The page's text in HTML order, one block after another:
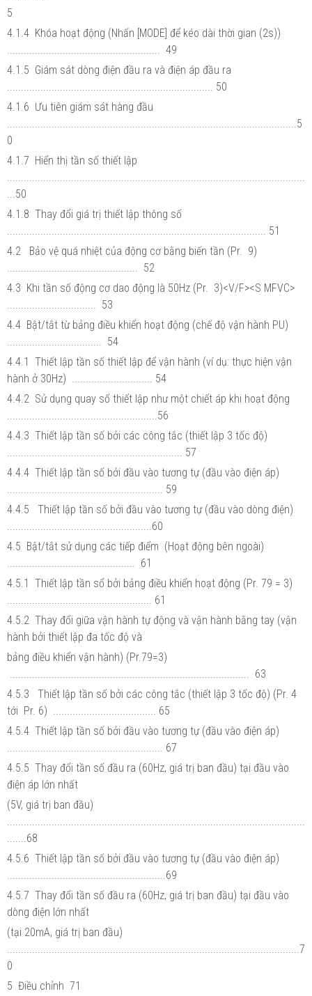
5
4.1.4 Khóa hoạt động (Nhấn [MODE] để kéo dài thời gian (2s))
....................................................... 49
4.1.5 Giám sát dòng điện đầu ra và điện áp đầu ra
.......................................................................... 50
4.1.6 Ưu tiên giám sát hàng đầu
........................................................................................................5
0
4.1.7 Hiển thị tần số thiết lập
...50
4.1.8 Thay đổi giá trị thiết lập thông số
............................................................................................. 51
4.2 Bảo vệ quá nhiệt của động cơ bằng biến tần (Pr. 9)
............................................... 52
4.3 Khi tần số động cơ dao động là 50Hz (Pr. 3)<V/F><S MFVC>
................................ 53
4.4 Bật/tắt từ bảng điều khiển hoạt động (chế độ vận hành PU)
.................................. 54
4.4.1 Thiết lập tần số thiết lập để vận hành (ví dụ: thực hiện vận
hành ở 30Hz) ............................. 54
4.4.2 Sử dụng quay số thiết lập như một chiết áp khi hoạt động
......................................................56
4.4.3 Thiết lập tần số bởi các công tắc (thiết lập 3 tốc độ)
............................................................... 57
4.4.4 Thiết lập tần số bởi đầu vào tương tự (đầu vào điện áp)
........................................................ 59
4.4.5 Thiết lập tần số bởi đầu vào tương tự (đầu vào dòng điện)
....................................................60
4.5 Bật/tắt sử dụng các tiếp điểm (Hoạt động bên ngoài)
.............................................. 61
4.5.1 Thiết lập tần sổ bởi bảng điều khiển hoạt động (Pr. 79 = 3)
.................................................... 61
4.5.2 Thay đổi giữa vận hành tự động và vận hành bằng tay (vận
hành bởi thiết lập đa tốc độ và
bảng điều khiển vận hành) (Pr.79=3)
...................................................................................... 63
4.5.3 Thiết lập tần số bởi các công tắc (thiết lập 3 tốc độ) (Pr. 4
tới Pr. 6) ..................................... 65
4.5.4 Thiết lập tần số bởi đầu vào tương tự (đầu vào điện áp)
........................................................ 67
4.5.5 Thay đổi tần số đầu ra (60Hz, giá trị ban đầu) tại đầu vào
điện áp lớn nhất
(5V, giá trị ban đầu)
.......68
4.5.6 Thiết lập tần số bởi đầu vào tương tự (đầu vào điện áp)
.........................................................69
4.5.7 Thay đổi tần số đầu ra (60Hz, giá trị ban đầu) tại đầu vào
dòng điện lớn nhất
(tại 20mA, giá trị ban đầu)
.........................................................................................................7
0
5 Điều chỉnh 71